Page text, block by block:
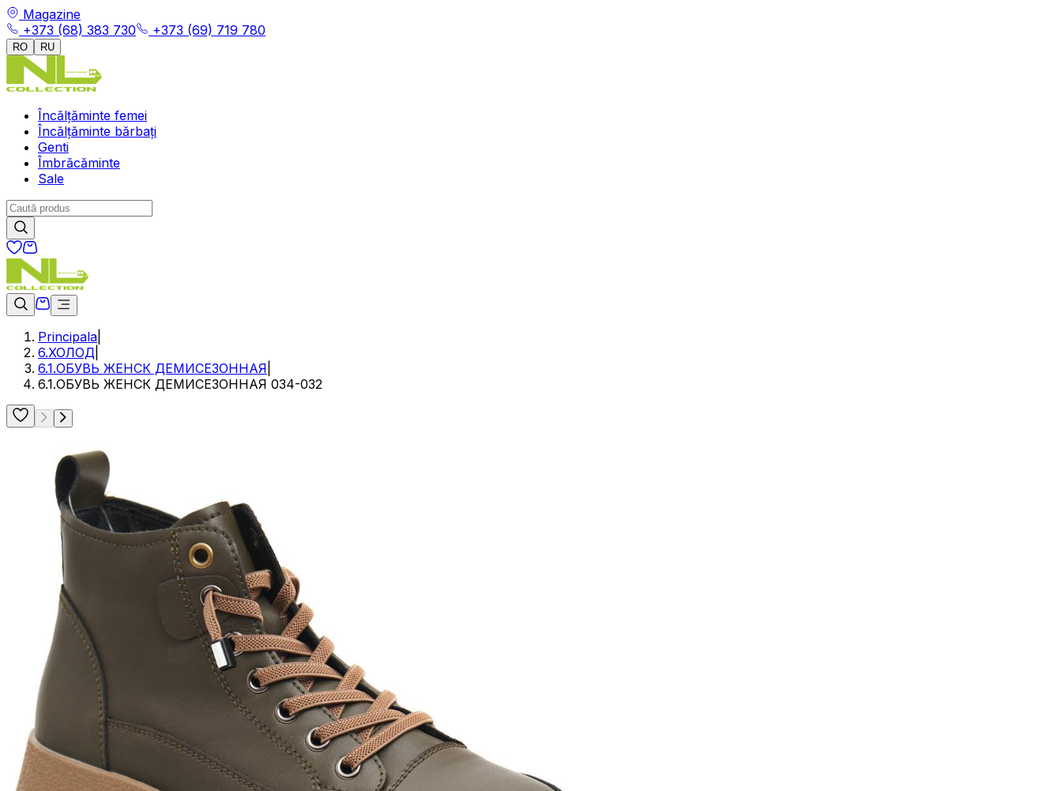
Magazine
+373 (68) 383 730
+373 (69) 719 780
RO RU
Încălțăminte femei
Încălțăminte bărbați
Genti
Îmbrăcăminte
Sale
Principala
6.ХОЛОД
6.1.ОБУВЬ ЖЕНСК ДЕМИСЕЗОННАЯ
6.1.ОБУВЬ ЖЕНСК ДЕМИСЕЗОННАЯ 034-032